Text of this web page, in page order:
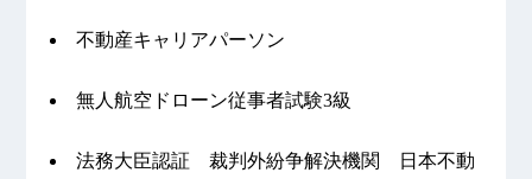
不動産キャリアパーソン
無人航空ドローン従事者試験3級
法務大臣認証 裁判外紛争解決機関 日本不動